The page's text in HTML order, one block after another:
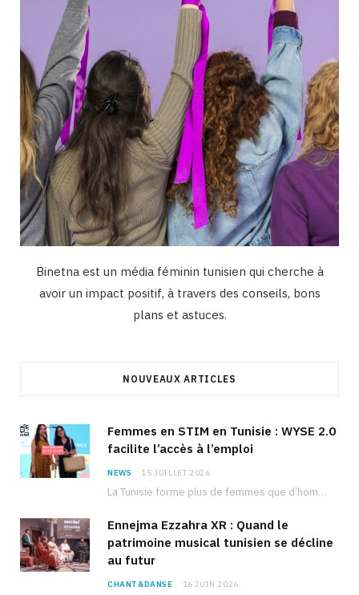
Binetna est un média féminin tunisien qui cherche à
avoir un impact positif, à travers des conseils, bons
plans et astuces.
NOUVEAUX ARTICLES
Femmes en STIM en Tunisie : WYSE 2.0
facilite l’accès à l’emploi
NEWS 15 JUILLET 2026
La Tunisie forme plus de femmes que d’hommes dans les filières scientifiques. Pourtant, pour beaucoup…
Ennejma Ezzahra XR : Quand le
patrimoine musical tunisien se décline
au futur
CHANT&DANSE 16 JUIN 2026